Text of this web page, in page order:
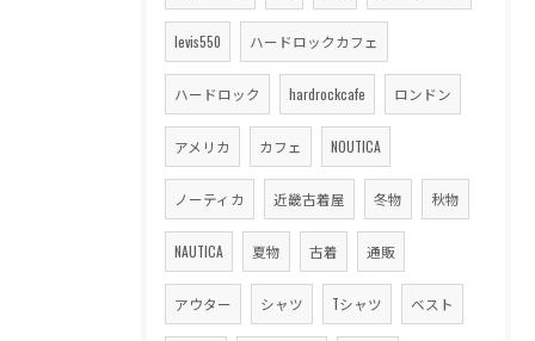
levis550 ハードロックカフェ
ハードロック hardrockcafe ロンドン
アメリカ カフェ NOUTICA
ノーティカ 近畿古着屋 冬物 秋物
NAUTICA 夏物 古着 通販
アウター シャツ Tシャツ ベスト